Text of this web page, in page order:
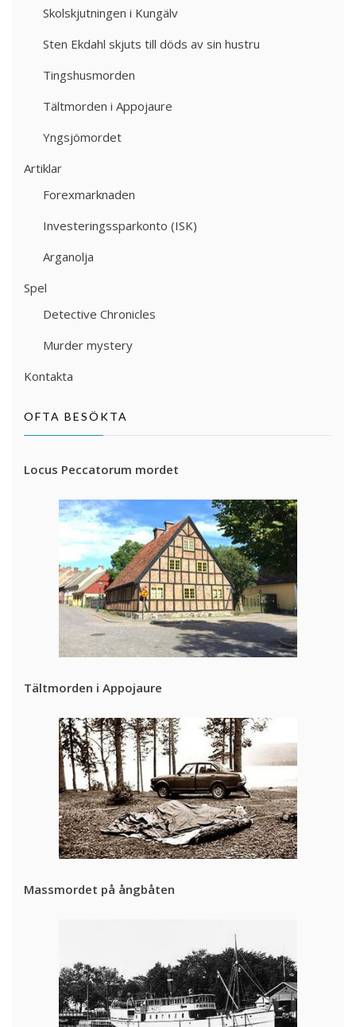
Skolskjutningen i Kungälv
Sten Ekdahl skjuts till döds av sin hustru
Tingshusmorden
Tältmorden i Appojaure
Yngsjömordet
Artiklar
Forexmarknaden
Investeringssparkonto (ISK)
Arganolja
Spel
Detective Chronicles
Murder mystery
Kontakta
OFTA BESÖKTA
Locus Peccatorum mordet
Tältmorden i Appojaure
Massmordet på ångbåten